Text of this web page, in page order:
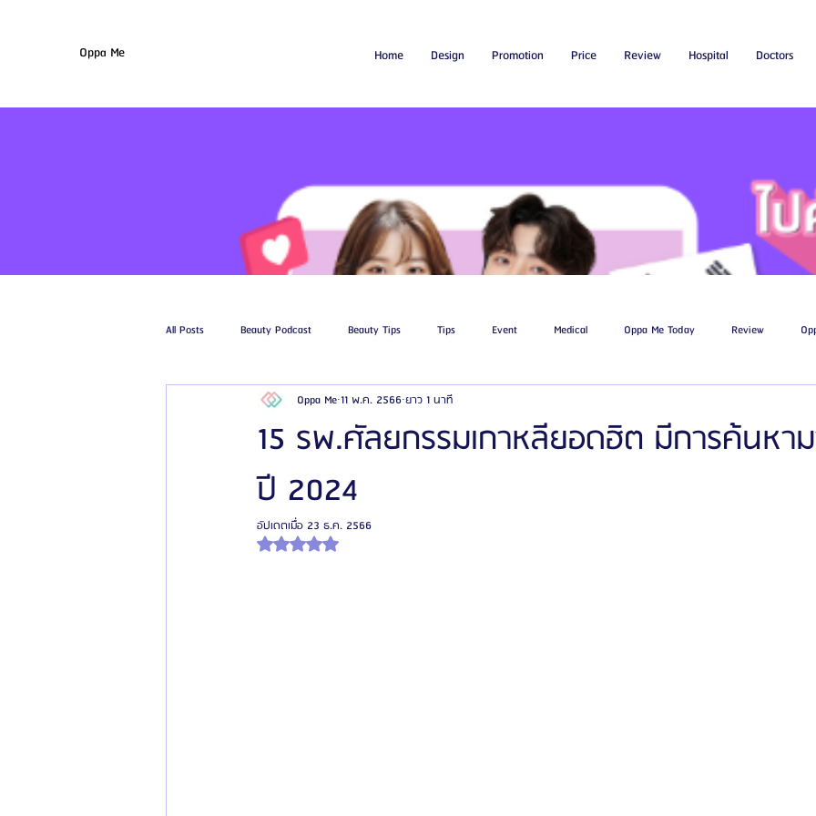
Home Design Promotion Price Review Hospital Doctors
Oppa Me
All Posts Beauty Podcast Beauty Tips Tips Event Medical Oppa Me Today Review
รีวิวศัลยกรรมฉีดไขมัน รีวิวศัลยกรรมดูดไขมัน
โรงพยาบาลศัลยกรรมเฟรช
รีวิวศัลยกรรมผู้ชาย โรงพยาบาลศัลยกรรมมาอิน
15 รพ.ศัลยกรรมเกาหลียอดฮิต มีการค้นหา
ปี 2024
Oppa Me 11 พ.ค. 2566ยาว 1 นาที
อัปเดตเมื่อ 23 ธ.ค. 2566
ได้รับ NaN เต็ม 5 ดาว